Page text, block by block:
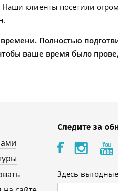
клиенты посетили
Полностью
ваше время было
Следите за
Здесь